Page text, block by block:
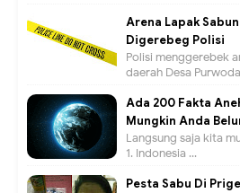
Arena Lapak
Digerebeg Polisi
Polisi menggerebek
daerah Desa
Ada 200 Fakta
Mungkin Anda
Langsung saja kita
1. Indonesia ...
Pesta Sabu Di